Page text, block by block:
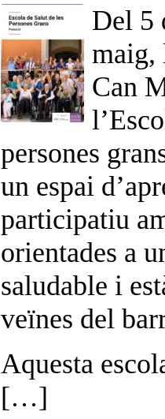
Del 5
maig,
Can
persones
un espai
participatiu
orientades a
saludable i
veïnes del
Aquesta
[…]